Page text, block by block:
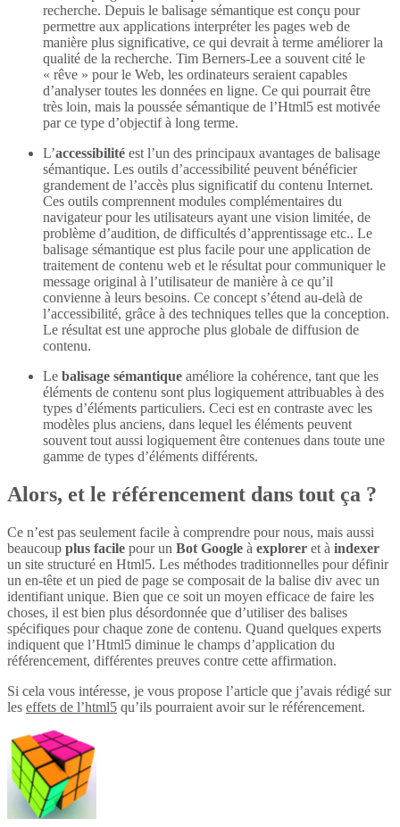
recherche. Depuis le balisage sémantique est conçu pour
permettre aux applications interpréter les pages web de
manière plus significative, ce qui devrait à terme améliorer la
qualité de la recherche. Tim Berners-Lee a souvent cité le
« rêve » pour le Web, les ordinateurs seraient capables
d’analyser toutes les données en ligne. Ce qui pourrait être
très loin, mais la poussée sémantique de l’Html5 est motivée
par ce type d’objectif à long terme.
L’accessibilité est l’un des principaux avantages de balisage
sémantique. Les outils d’accessibilité peuvent bénéficier
grandement de l’accès plus significatif du contenu Internet.
Ces outils comprennent modules complémentaires du
navigateur pour les utilisateurs ayant une vision limitée, de
problème d’audition, de difficultés d’apprentissage etc.. Le
balisage sémantique est plus facile pour une application de
traitement de contenu web et le résultat pour communiquer le
message original à l’utilisateur de manière à ce qu’il
convienne à leurs besoins. Ce concept s’étend au-delà de
l’accessibilité, grâce à des techniques telles que la conception.
Le résultat est une approche plus globale de diffusion de
contenu.
Le balisage sémantique améliore la cohérence, tant que les
éléments de contenu sont plus logiquement attribuables à des
types d’éléments particuliers. Ceci est en contraste avec les
modèles plus anciens, dans lequel les éléments peuvent
souvent tout aussi logiquement être contenues dans toute une
gamme de types d’éléments différents.
Alors, et le référencement dans tout ça ?
Ce n’est pas seulement facile à comprendre pour nous, mais aussi
beaucoup plus facile pour un Bot Google à explorer et à indexer
un site structuré en Html5. Les méthodes traditionnelles pour définir
un en-tête et un pied de page se composait de la balise div avec un
identifiant unique. Bien que ce soit un moyen efficace de faire les
choses, il est bien plus désordonnée que d’utiliser des balises
spécifiques pour chaque zone de contenu. Quand quelques experts
indiquent que l’Html5 diminue le champs d’application du
référencement, différentes preuves contre cette affirmation.
Si cela vous intéresse, je vous propose l’article que j’avais rédigé sur
les effets de l’html5 qu’ils pourraient avoir sur le référencement.